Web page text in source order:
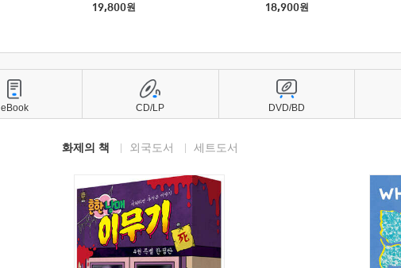
19,800원
18,900원
화제의 책 외국도서 세트도서
eBook CD/LP DVD/BD